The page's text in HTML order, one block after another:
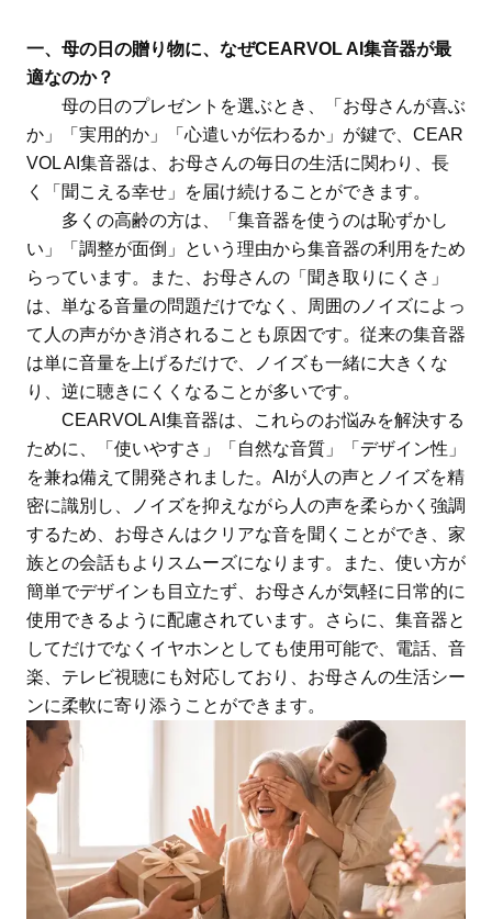
一、母の日の贈り物に、なぜCEARVOL AI集音器が最
適なのか？
母の日のプレゼントを選ぶとき、「お母さんが喜ぶ
か」「実用的か」「心遣いが伝わるか」が鍵で、CEAR
VOL AI集音器は、お母さんの毎日の生活に関わり、長
く「聞こえる幸せ」を届け続けることができます。
多くの高齢の方は、「集音器を使うのは恥ずかし
い」「調整が面倒」という理由から集音器の利用をため
らっています。また、お母さんの「聞き取りにくさ」
は、単なる音量の問題だけでなく、周囲のノイズによっ
て人の声がかき消されることも原因です。従来の集音器
は単に音量を上げるだけで、ノイズも一緒に大きくな
り、逆に聴きにくくなることが多いです。
CEARVOL AI集音器は、これらのお悩みを解決する
ために、「使いやすさ」「自然な音質」「デザイン性」
を兼ね備えて開発されました。AIが人の声とノイズを精
密に識別し、ノイズを抑えながら人の声を柔らかく強調
するため、お母さんはクリアな音を聞くことができ、家
族との会話もよりスムーズになります。また、使い方が
簡単でデザインも目立たず、お母さんが気軽に日常的に
使用できるように配慮されています。さらに、集音器と
してだけでなくイヤホンとしても使用可能で、電話、音
楽、テレビ視聴にも対応しており、お母さんの生活シー
ンに柔軟に寄り添うことができます。